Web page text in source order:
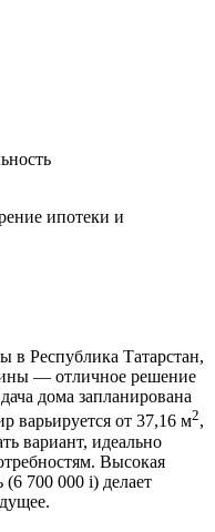
ипотеки и
в Республика Татарстан,
— отличное решение
дома запланирована
варьируется от 37,16 м2,
вариант, идеально
Высокая
(6 700 000 i) делает